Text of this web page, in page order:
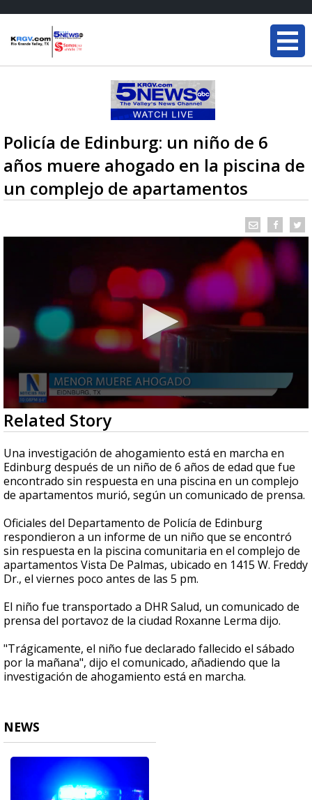
Policía de Edinburg: un niño de 6
años muere ahogado en la piscina de
un complejo de apartamentos
0
seconds
of
31
seconds
Related Story
Una investigación de ahogamiento está en marcha en
Edinburg después de un niño de 6 años de edad que fue
encontrado sin respuesta en una piscina en un complejo
de apartamentos murió, según un comunicado de prensa.
Oficiales del Departamento de Policía de Edinburg
respondieron a un informe de un niño que se encontró
sin respuesta en la piscina comunitaria en el complejo de
apartamentos Vista De Palmas, ubicado en 1415 W. Freddy
Dr., el viernes poco antes de las 5 pm.
El niño fue transportado a DHR Salud, un comunicado de
prensa del portavoz de la ciudad Roxanne Lerma dijo.
"Trágicamente, el niño fue declarado fallecido el sábado
por la mañana", dijo el comunicado, añadiendo que la
investigación de ahogamiento está en marcha.
NEWS